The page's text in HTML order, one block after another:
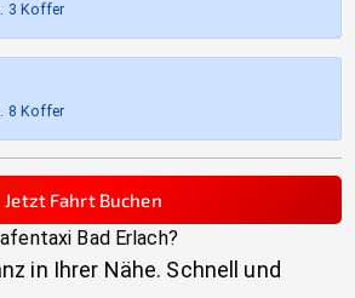
3 Koffer
8 Koffer
Jetzt Fahrt Buchen
Bad Erlach?
in Ihrer Nähe. Schnell und